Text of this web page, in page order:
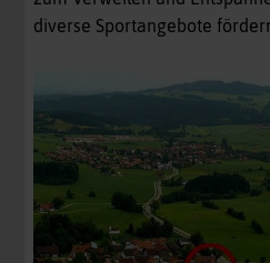
diverse Sportangebote